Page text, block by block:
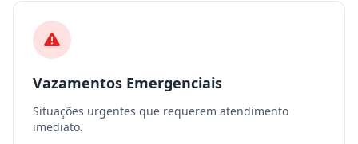
Vazamentos Emergenciais
Situações urgentes que requerem atendimento
imediato.